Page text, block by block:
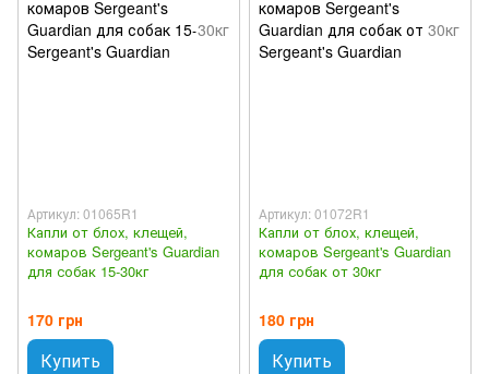
Артикул: 01065R1
Капли от блох, клещей,
комаров Sergeant's Guardian
для собак 15-30кг
170 грн
Купить
Артикул: 01072R1
Капли от блох, клещей,
комаров Sergeant's Guardian
для собак от 30кг
180 грн
Купить